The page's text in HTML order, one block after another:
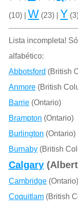
(10) | W (23) | Y (3)
Lista incompleta!
alfabético:
Abbotsford (British
Anmore(British
Barrie(Ontario)
Brampton (Ontario)
Burlington (Ontario)
Burnaby(British
Calgary
Cambridge(Ontario)
Coquitlam(British